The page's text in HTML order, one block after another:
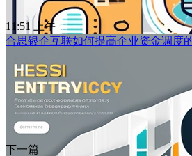
11:51 上午
合思银企互联如何提高企业资金调度
下一篇